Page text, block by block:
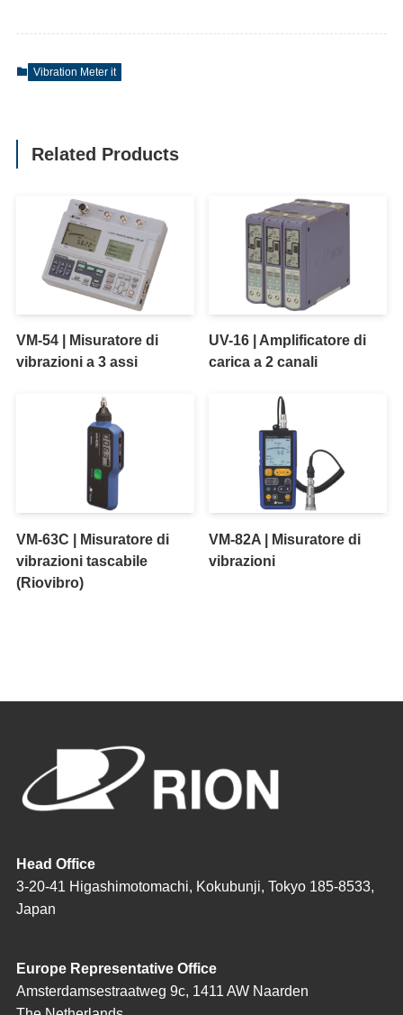
Vibration Meter it
Related Products
VM-54 | Misuratore di
vibrazioni a 3 assi
UV-16 | Amplificatore di
carica a 2 canali
VM-63C | Misuratore di
vibrazioni tascabile
(Riovibro)
VM-82A | Misuratore di
vibrazioni
Head Office
3-20-41 Higashimotomachi, Kokubunji, Tokyo 185-8533,
Japan
Europe Representative Office
Amsterdamsestraatweg 9c, 1411 AW Naarden